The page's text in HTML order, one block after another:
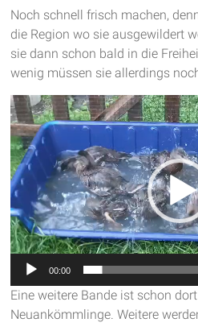
Noch schnell frisch machen,
die Region wo sie ausgewildert
sie dann schon bald in die
wenig müssen sie allerdings
Video-
Player
00:00
Eine weitere Bande ist schon
Neuankömmlinge. Weitere